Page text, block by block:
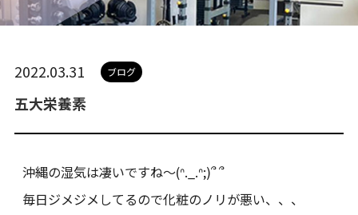
五大栄養素
2022.03.31 ブログ
沖縄の湿気は凄いですね～(ᐢ._.ᐢ;)՞ ՞
毎日ジメジメしてるので化粧のノリが悪い、、、